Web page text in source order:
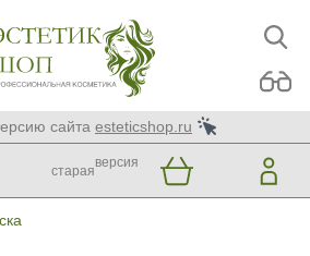
сайта esteticshop.ru
старая
версия